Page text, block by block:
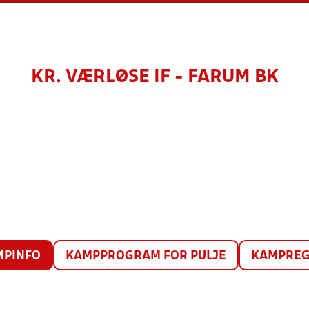
KR. VÆRLØSE IF - FARUM BK
KAMPPROGRAM FOR PULJE